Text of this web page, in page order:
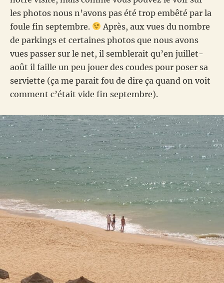
les photos nous n’avons pas été trop embêté par la
foule fin septembre.
Après, aux vues du nombre
de parkings et certaines photos que nous avons
vues passer sur le net, il semblerait qu’en juillet-
août il faille un peu jouer des coudes pour poser sa
serviette (ça me parait fou de dire ça quand on voit
comment c’était vide fin septembre).